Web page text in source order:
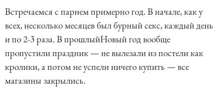
Встречаемся с парнем примерно год. В начале, как у
всех, несколько месяцев был бурный секс, каждый день
и по 2-3 раза. В прошлыйНовый год вообще
пропустили праздник — не вылезали из постели как
кролики, а потом не успели ничего купить — все
магазины закрылись.